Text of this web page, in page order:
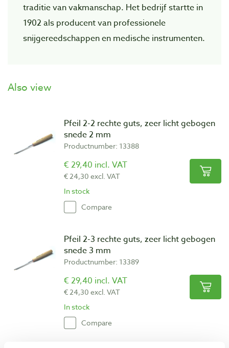
traditie van vakmanschap. Het bedrijf startte in
1902 als producent van professionele
snijgereedschappen en medische instrumenten.
Also view
Pfeil 2-2 rechte guts, zeer licht gebogen
snede 2 mm
Productnumber: 13388
€ 29,40 incl. VAT
€ 24,30 excl. VAT
In stock
Compare
Pfeil 2-3 rechte guts, zeer licht gebogen
snede 3 mm
Productnumber: 13389
€ 29,40 incl. VAT
€ 24,30 excl. VAT
In stock
Compare